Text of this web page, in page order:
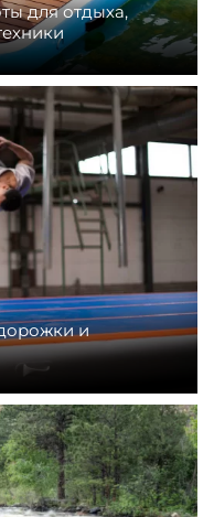
для отдыха,
и